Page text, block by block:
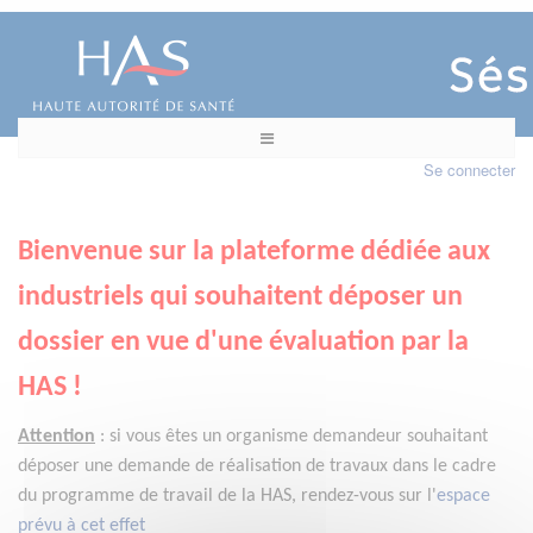
Se connecter
Bienvenue sur la plateforme dédiée aux
industriels qui souhaitent déposer un
dossier en vue d'une évaluation par la
HAS !
Attention : si vous êtes un organisme demandeur souhaitant
déposer une demande de réalisation de travaux dans le cadre
du programme de travail de la HAS, rendez-vous sur l'espace
prévu à cet effet